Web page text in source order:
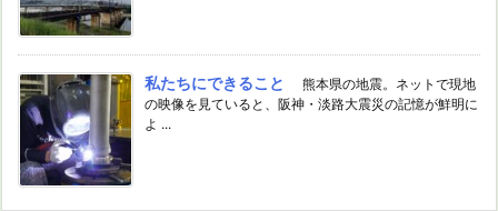
私たちにできること
熊本県の地震。ネットで現地
の映像を見ていると、阪神・淡路大震災の記憶が鮮明に
よ ...